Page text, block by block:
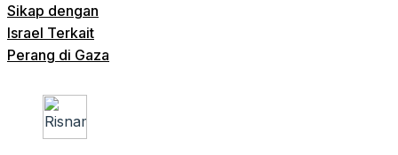
Sikap dengan
Israel Terkait
Perang di Gaza